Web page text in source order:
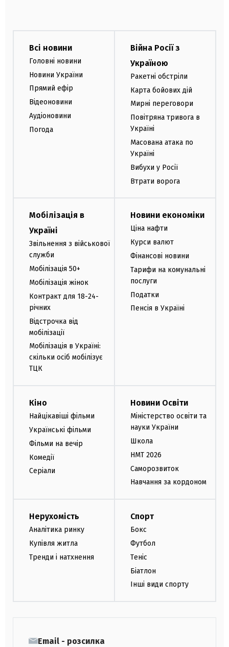
Всі новини
Головні новини
Новини України
Прямий ефір
Відеоновини
Аудіоновини
Погода
Війна Росії з
Україною
Ракетні обстріли
Карта бойових дій
Мирні переговори
Повітряна тривога в
Україні
Масована атака по
Україні
Вибухи у Росії
Втрати ворога
Мобілізація в
Україні
Звільнення з військової
служби
Мобілізація 50+
Мобілізація жінок
Контракт для 18-24-
річних
Відстрочка від
мобілізації
Мобілізація в Україні:
скільки осіб мобілізує
ТЦК
Новини економіки
Ціна нафти
Курси валют
Фінансові новини
Тарифи на комунальні
послуги
Податки
Пенсія в Україні
Кіно
Найцікавіші фільми
Українські фільми
Фільми на вечір
Комедії
Серіали
Новини Освіти
Міністерство освіти та
науки України
Школа
НМТ 2026
Саморозвиток
Навчання за кордоном
Нерухомість
Аналітика ринку
Купівля житла
Тренди і натхнення
Спорт
Бокс
Футбол
Теніс
Біатлон
Інші види спорту
Email - розсилка